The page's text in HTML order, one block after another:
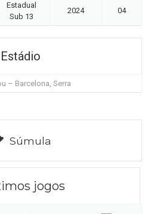
Estadual
Sub 13
2024 04
Estádio
– Barcelona, Serra
Súmula
jogos